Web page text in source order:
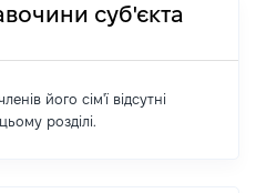
суб'єкта
його сім'ї відсутні
розділі.